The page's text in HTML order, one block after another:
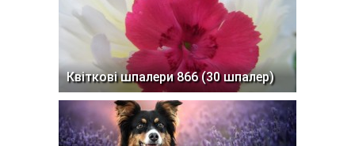
Квіткові шпалери 866 (30 шпалер)